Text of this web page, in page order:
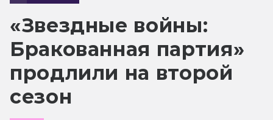
«Звездные войны:
Бракованная партия»
продлили на второй
сезон